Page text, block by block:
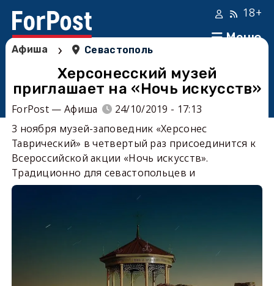
Меню
18+
Афиша › Севастополь
Херсонесский музей
приглашает на «Ночь искусств»
ForPost — Афиша
24/10/2019 - 17:13
3 ноября музей-заповедник «Херсонес
Таврический» в четвертый раз присоединится к
Всероссийской акции «Ночь искусств».
Традиционно для севастопольцев и